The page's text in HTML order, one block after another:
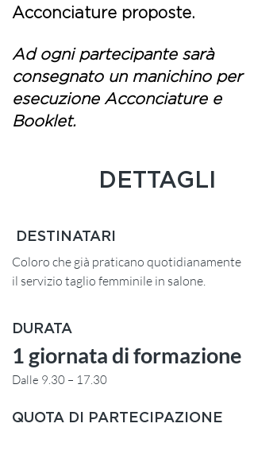
Acconciature proposte.
Ad ogni partecipante sarà
consegnato un manichino per
esecuzione Acconciature e
Booklet.
DETTAGLI
DESTINATARI
Coloro che già praticano quotidianamente
il servizio taglio femminile in salone.
DURATA
1 giornata di formazione
Dalle 9.30 – 17.30
QUOTA DI PARTECIPAZIONE